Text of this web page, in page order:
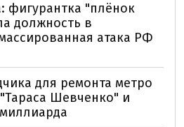
фигурантка "плёнок
должность в
атака РФ
для ремонта метро
Шевченко" и